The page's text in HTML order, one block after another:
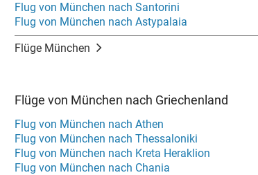
Flug von München nach Santorini
Flug von München nach Astypalaia
Flüge München
Flüge von München nach Griechenland
Flug von München nach Athen
Flug von München nach Thessaloniki
Flug von München nach Kreta Heraklion
Flug von München nach Chania